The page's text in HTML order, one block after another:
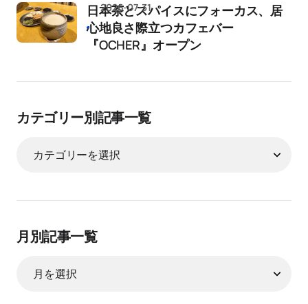
日本茶とスパイスにフォーカス、居
心地良さ際立つカフェバー
『OCHER』オープン
2026-07-31
カテゴリー別記事一覧
月別記事一覧